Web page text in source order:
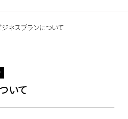
ジネスプランについて
いて